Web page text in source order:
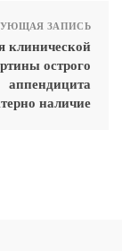
ЗАПИСЬ
клинической
острого
аппендицита
наличие